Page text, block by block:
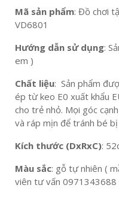
Mã sản phẩm: Đồ chơi
VD6801
Hướng dẫn sử dụng:
em )
Chất liệu: Sản phẩm
ép từ keo E0 xuất khẩu
cho trẻ nhỏ. Mọi góc
và ráp mịn để tránh bé
Kích thước (DxRxC):
Màu sắc: gỗ tự nhiên (
viên tư vấn 0971343688